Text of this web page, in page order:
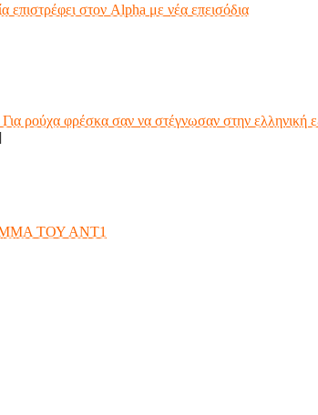
στον Alpha με νέα επεισόδια
ρούχα φρέσκα σαν να στέγνωσαν στην ελληνική
ΤΟΥ ΑΝΤ1